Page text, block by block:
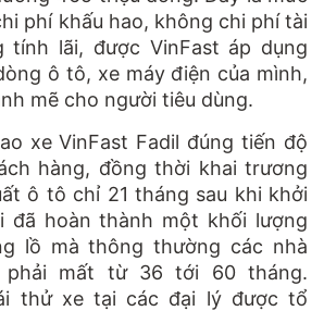
phí khấu hao, không chi phí tài
tính lãi, được VinFast áp dụng
ô tô, xe máy điện của mình,
mẽ cho người tiêu dùng.
xe VinFast Fadil đúng tiến độ
hàng, đồng thời khai trương
ô tô chỉ 21 tháng sau khi khởi
đã hoàn thành một khối lượng
lồ mà thông thường các nhà
phải mất từ 36 tới 60 tháng.
thử xe tại các đại lý được tổ